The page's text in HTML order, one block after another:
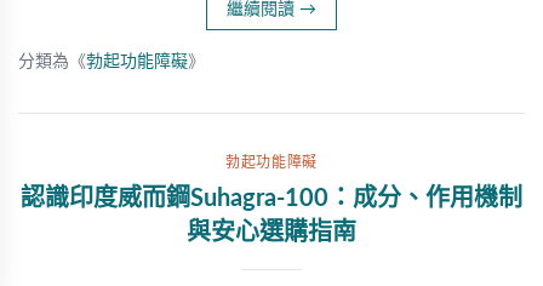
繼續閱讀 →
分類為《勃起功能障礙》
勃起功能障礙
認識印度威而鋼Suhagra-100：成分、作用機制
與安心選購指南